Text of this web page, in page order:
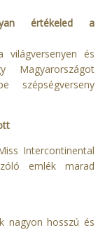
értékeled a
és
szépségverseny
Intercontinental
emlék marad
nagyon hosszú és